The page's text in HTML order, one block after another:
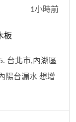
板
1小時前
台北市,內湖區
陽台漏水 想增